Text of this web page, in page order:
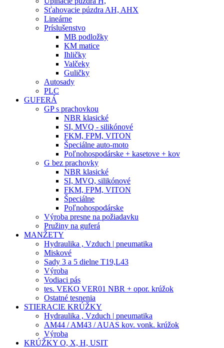
Sťahovacie púzdra AH, AHX
Lineárne
Príslušenstvo
MB podložky
KM matice
Ihličky
Valčeky
Guličky
Autosady
PLC
GUFERÁ
GP s prachovkou
NBR klasické
SI, MVQ - silikónové
FKM, FPM, VITON
Špeciálne auto-moto
Poľnohospodárske + kasetove + kov
G bez prachovky
NBR klasické
SI, MVQ, silikónové
FKM, FPM, VITON
Špeciálne
Poľnohospodárske
Výroba presne na požiadavku
Pružiny na guferá
MANŽETY
Hydraulika , Vzduch | pneumatika
Miskové
Sady 3 a 5 dielne T19,L43
Výroba
Vodiaci pás
tes. VEKO VER01 NBR + opor. krúžok
Ostatné tesnenia
STIERACIE KRÚŽKY
Hydraulika , Vzduch | pneumatika
AM44 / AM43 / AUAS kov. vonk. krúžok
Výroba
KRÚŽKY O, X, H, USIT